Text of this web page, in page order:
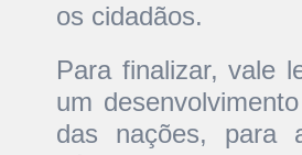
os cidadãos.
Para finalizar, vale
um
das nações, para